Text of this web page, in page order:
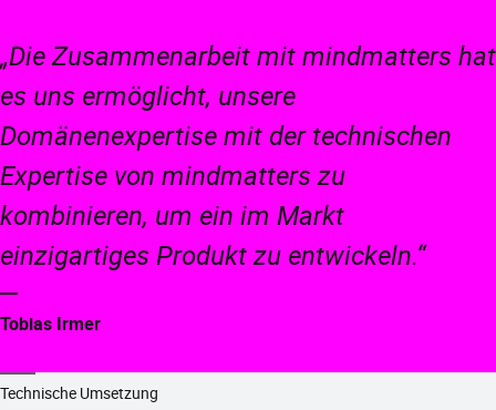
„Die Zusammenarbeit mit mindmatters hat
es uns ermöglicht, unsere
Domänenexpertise mit der technischen
Expertise von mindmatters zu
kombinieren, um ein im Markt
einzigartiges Produkt zu entwickeln.“
Tobias Irmer
Technische Umsetzung